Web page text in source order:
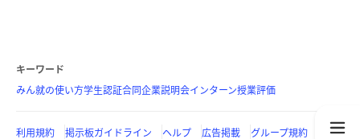
キーワード
みん就の使い方学生認証合同企業説明会インターン授業評価
利用規約 掲示板ガイドライン ヘルプ 広告掲載 グループ規約